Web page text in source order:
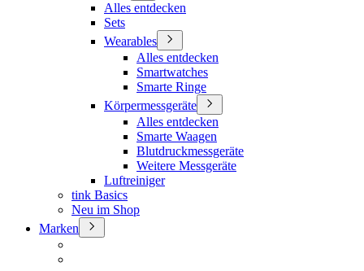
Alles entdecken
Sets
Wearables
Alles entdecken
Smartwatches
Smarte Ringe
Körpermessgeräte
Alles entdecken
Smarte Waagen
Blutdruckmessgeräte
Weitere Messgeräte
Luftreiniger
tink Basics
Neu im Shop
Marken